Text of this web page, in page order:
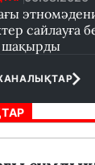
сайлауға
шақырды